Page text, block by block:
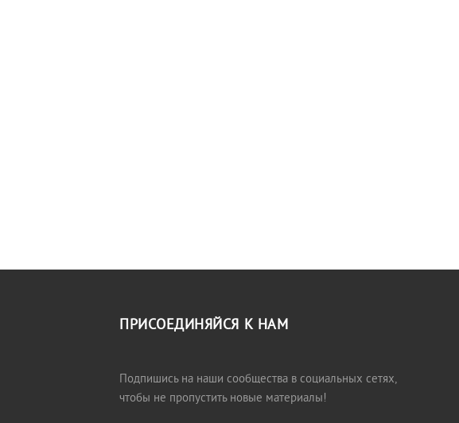
ПРИСОЕДИНЯЙСЯ К НАМ
Подпишись на наши сообщества в социальных сетях,
чтобы не пропустить новые материалы!